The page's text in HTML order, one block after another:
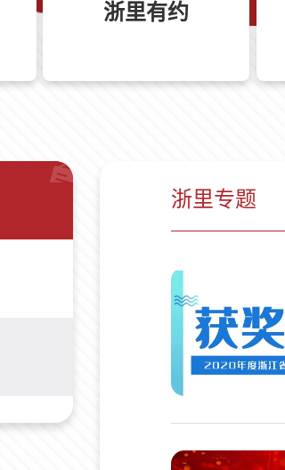
浙里有约
浙里专题